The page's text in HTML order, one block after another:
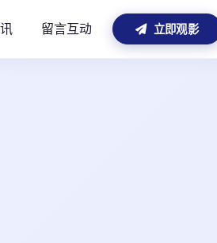
留言互动 立即观影